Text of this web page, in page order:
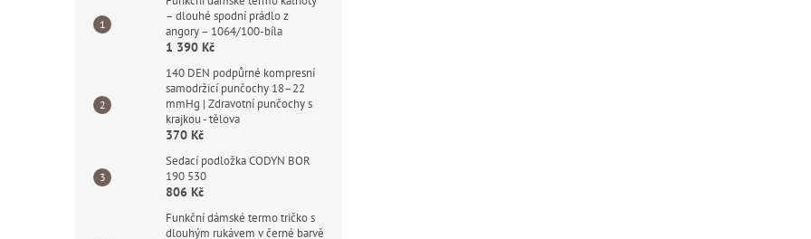
– dlouhé spodní prádlo z
angory – 1064/100-bíla
1 390 Kč
140 DEN podpůrné kompresní
samodržicí punčochy 18–22
mmHg | Zdravotní punčochy s
krajkou - tělova
370 Kč
Sedací podložka CODYN BOR
190 530
806 Kč
Funkční dámské termo tričko s
dlouhým rukávem v černé barvě